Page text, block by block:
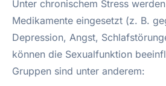
Unter chronischem Stress
Medikamente eingesetzt (z. B.
Depression, Angst,
können die Sexualfunktion
Gruppen sind unter anderem: